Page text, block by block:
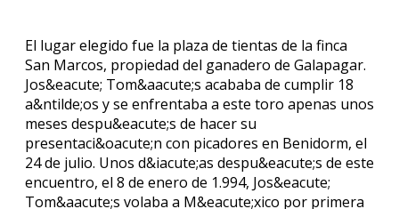
El lugar elegido fue la plaza de tientas de la finca
San Marcos, propiedad del ganadero de Galapagar.
Jos&eacute; Tom&aacute;s acababa de cumplir 18
a&ntilde;os y se enfrentaba a este toro apenas unos
meses despu&eacute;s de hacer su
presentaci&oacute;n con picadores en Benidorm, el
24 de julio. Unos d&iacute;as despu&eacute;s de este
encuentro, el 8 de enero de 1.994, Jos&eacute;
Tom&aacute;s volaba a M&eacute;xico por primera